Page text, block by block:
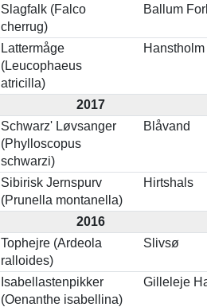
Slagfalk (Falco
cherrug)
Ballum
Lattermåge
(Leucophaeus
atricilla)
Hanstholm
2017
Schwarz' Løvsanger
(Phylloscopus
schwarzi)
Blåvand
Sibirisk Jernspurv
(Prunella montanella)
Hirtshals
2016
Tophejre (Ardeola
ralloides)
Slivsø
Isabellastenpikker
(Oenanthe isabellina)
Gilleleje